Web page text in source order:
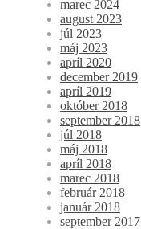
marec 2024
august 2023
júl 2023
máj 2023
apríl 2020
december 2019
apríl 2019
október 2018
september 2018
júl 2018
máj 2018
apríl 2018
marec 2018
február 2018
január 2018
september 2017